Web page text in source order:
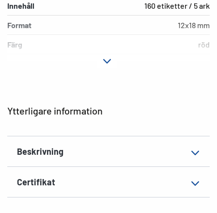
Ytterligare information
Beskrivning
Certifikat
Innehåll 160 etiketter / 5 ark
Format 12x18 mm
Färg röd
EAN 4008705036429